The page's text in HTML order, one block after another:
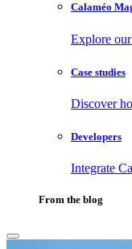
Calaméo
Explore
Case studies
Discover
Developers
Integrate
From the blog